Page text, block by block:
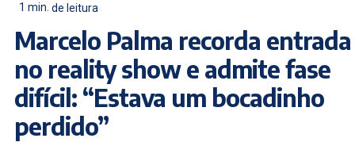
1 min. de leitura
Marcelo Palma recorda entrada
no reality show e admite fase
difícil: “Estava um bocadinho
perdido”